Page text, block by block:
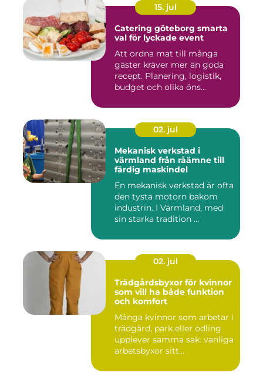
15. jul
Catering göteborg smarta
val för lyckade event
Att ordna mat till många
gäster kräver mer än goda
recept. Planering, logistik,
budget och olika öns...
02. jul
Mekanisk verkstad i
värmland från råämne till
färdig maskindel
En mekanisk verkstad är ofta
den tysta motorn bakom
industrin. I Värmland, med
sin starka tradition ...
02. jul
Trädgårdsbyxor för kvinnor
som vill ha både funktion
och komfort
Många kvinnor som arbetar i
trädgård, park eller odling
upplever samma sak: vanliga
arbetsbyxor sitt...